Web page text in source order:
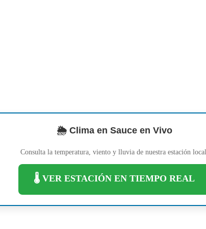
🌦️ Clima en Sauce en Vivo
Consulta la temperatura, viento y lluvia de nuestra estación local.
🌡️ VER ESTACIÓN EN TIEMPO REAL